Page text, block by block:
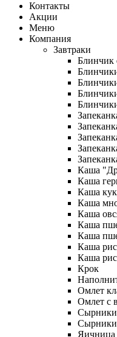
Контакты
Акции
Меню
Компания
Завтраки
Блинчик
Каша
Каша
Каша
Каша
Каша
Каша
Каша
Каша
Каша
Крок
Омлет
Омлет с
Сырники
Сырники
Яичница